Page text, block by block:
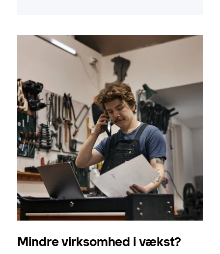
Mindre virksomhed i vækst?